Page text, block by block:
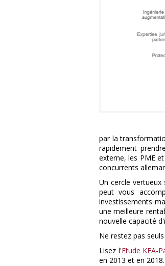
par la
rapidement
externe, les PME
concurrents
Un cercle vertueux
peut vous
investissements
une meilleure
nouvelle capacité
Ne restez pas
Lisez l'Etude KEA-
en 2013 et en 2018.